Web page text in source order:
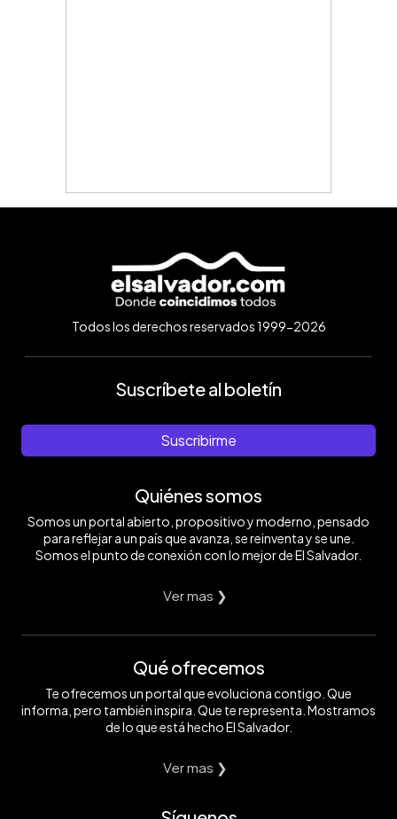
Todos los derechos reservados 1999-2026
Suscríbete al boletín
Suscribirme
Quiénes somos
Somos un portal abierto, propositivo y moderno, pensado
para reflejar a un país que avanza, se reinventa y se une.
Somos el punto de conexión con lo mejor de El Salvador.
Ver mas ❯
Qué ofrecemos
Te ofrecemos un portal que evoluciona contigo. Que
informa, pero también inspira. Que te representa. Mostramos
de lo que está hecho El Salvador.
Ver mas ❯